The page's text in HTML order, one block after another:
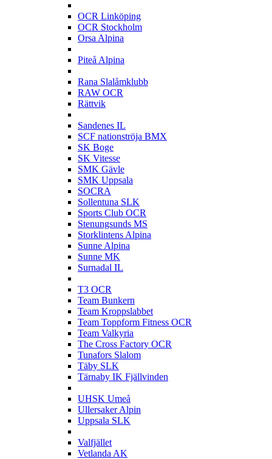
OCR Linköping
OCR Stockholm
Orsa Alpina
Piteå Alpina
Rana Slalåmklubb
RAW OCR
Rättvik
Sandenes IL
SCF nationströja BMX
SK Boge
SK Vitesse
SMK Gävle
SMK Uppsala
SOCRA
Sollentuna SLK
Sports Club OCR
Stenungsunds MS
Storklintens Alpina
Sunne Alpina
Sunne MK
Surnadal IL
T3 OCR
Team Bunkern
Team Kroppslabbet
Team Toppform Fitness OCR
Team Valkyria
The Cross Factory OCR
Tunafors Slalom
Täby SLK
Tärnaby IK Fjällvinden
UHSK Umeå
Ullersaker Alpin
Uppsala SLK
Valfjället
Vetlanda AK